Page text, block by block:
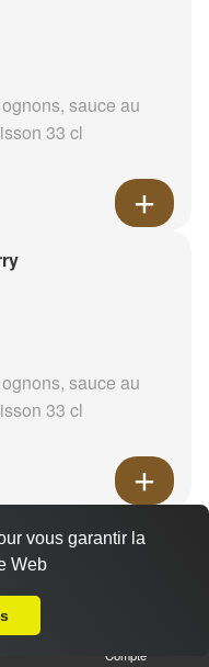
sauce au
33 cl
sauce au
33 cl
sauce au
Compte
vous garantir la
Web